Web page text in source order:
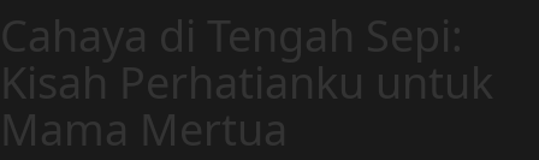
Cahaya di Tengah Sepi:
Kisah Perhatianku untuk
Mama Mertua